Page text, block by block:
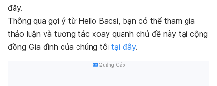
đây.
Thông qua gợi ý từ Hello Bacsi, bạn có thể tham gia
thảo luận và tương tác xoay quanh chủ đề này tại cộng
đồng Gia đình của chúng tôi tại đây.
Quảng Cáo